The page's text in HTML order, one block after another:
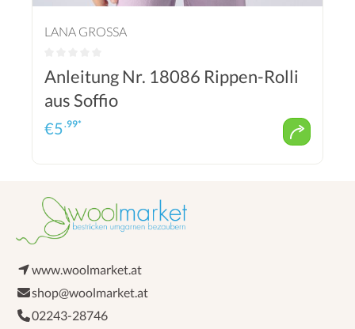
LANA GROSSA
Anleitung Nr. 18086 Rippen-Rolli
aus Soffio
€5.99*
www.woolmarket.at
shop@woolmarket.at
02243-28746